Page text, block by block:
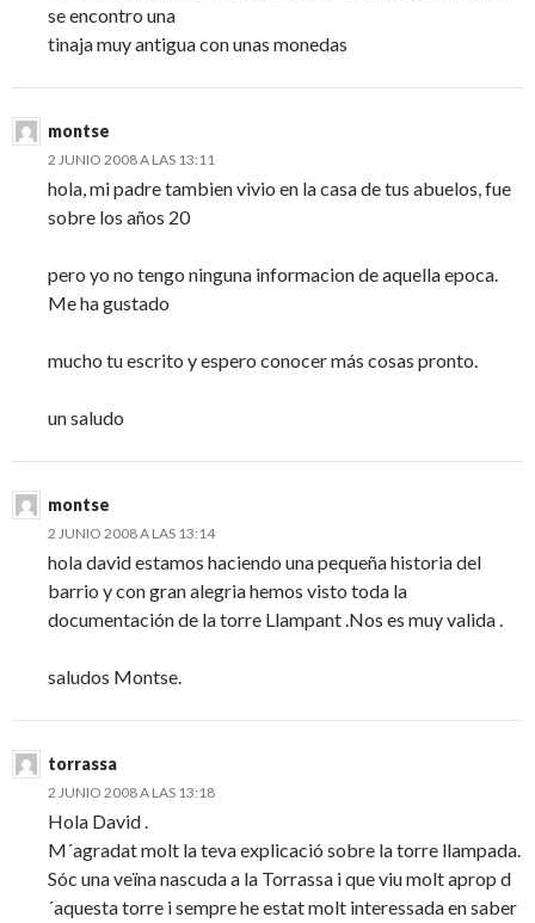
se encontro una
tinaja muy antigua con unas monedas
montse
2 JUNIO 2008 A LAS 13:11
hola, mi padre tambien vivio en la casa de tus abuelos, fue
sobre los años 20
pero yo no tengo ninguna informacion de aquella epoca.
Me ha gustado
mucho tu escrito y espero conocer más cosas pronto.
un saludo
montse
2 JUNIO 2008 A LAS 13:14
hola david estamos haciendo una pequeña historia del
barrio y con gran alegria hemos visto toda la
documentación de la torre Llampant .Nos es muy valida .
saludos Montse.
torrassa
2 JUNIO 2008 A LAS 13:18
Hola David .
M´agradat molt la teva explicació sobre la torre llampada.
Sóc una veïna nascuda a la Torrassa i que viu molt aprop d
´aquesta torre i sempre he estat molt interessada en saber